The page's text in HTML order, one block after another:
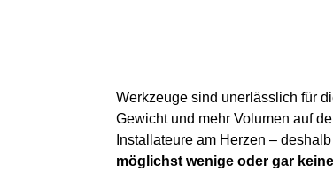
Werkzeuge sind unerlässlich für
Gewicht und mehr Volumen auf
Installateure am Herzen –
möglichst wenige oder gar